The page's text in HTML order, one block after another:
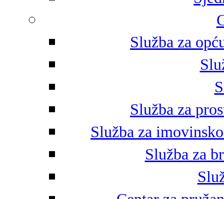
Služba za
Služba za
Služba za
Služba za